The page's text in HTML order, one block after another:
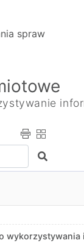
spraw
Szukaj
wykorzystywania